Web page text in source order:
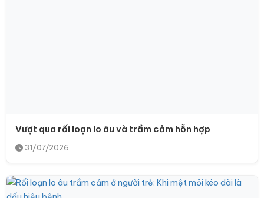
Vượt qua rối loạn lo âu và trầm cảm hỗn hợp
31/07/2026